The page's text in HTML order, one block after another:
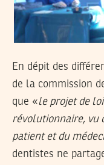
En dépit des
de la commission
que «le projet de
révolutionnaire, vu
patient et du
dentistes ne